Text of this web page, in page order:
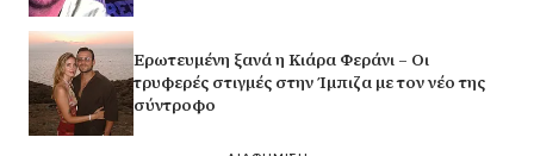
Ερωτευμένη ξανά η Κιάρα Φεράνι – Οι
τρυφερές στιγμές στην Ίμπιζα με τον νέο της
σύντροφο